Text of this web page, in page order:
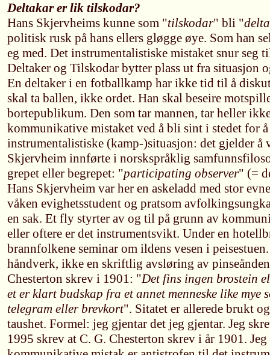
Deltakar er lik tilskodar?
Hans Skjervheims kunne som "tilskodar" bli "
politisk rusk på hans ellers gløgge øye. Som han
eg med. Det instrumentalistiske mistaket snur seg
Deltaker og Tilskodar bytter plass ut fra situasjon
En deltaker i en fotballkamp har ikke tid til å
skal ta ballen, ikke ordet. Han skal beseire
bortepublikum. Den som tar mannen, tar heller
kommunikative mistaket ved å bli sint i stedet for
instrumentalistiske (kamp-)situasjon: det gjelder å
Skjervheim innførte i norskspråklig
grepet eller begrepet: "participating observer" (=
Hans Skjervheim var her en askeladd med stor
våken evighetsstudent og pratsom
en sak. Et fly styrter av og til på grunn av
eller oftere er det instrumentsvikt. Under en
brannfolkene seminar om ildens vesen i
håndverk, ikke en skriftlig avsløring av
Chesterton skrev i 1901: "Det fins ingen brostein
et er klart budskap fra et annet menneske like mye
telegram eller brevkort". Sitatet er allerede brukt
taushet. Formel: jeg gjentar det jeg gjentar. Jeg
1995 skrev at C. G. Chesterton skrev i år 1901.